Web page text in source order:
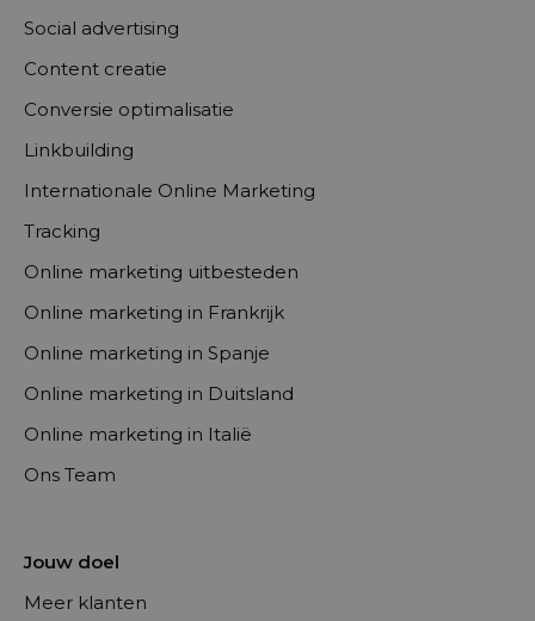
Social advertising
Content creatie
Conversie optimalisatie
Linkbuilding
Internationale Online Marketing
Tracking
Online marketing uitbesteden
Online marketing in Frankrijk
Online marketing in Spanje
Online marketing in Duitsland
Online marketing in Italië
Ons Team
Jouw doel
Meer klanten